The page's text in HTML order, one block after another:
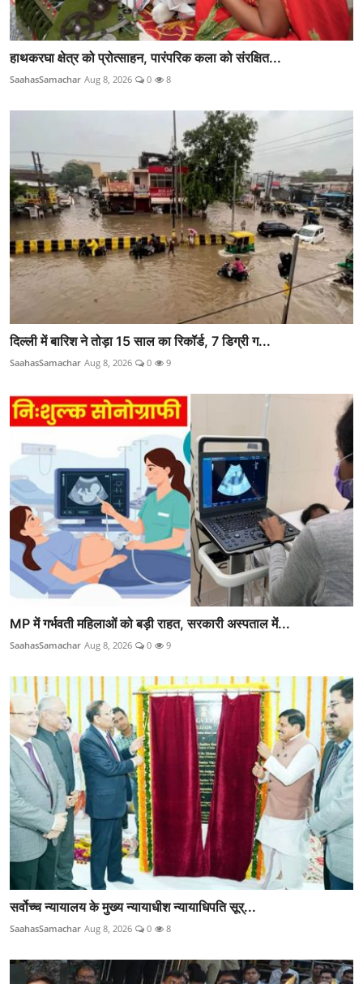
हाथकरघा क्षेत्र को प्रोत्साहन, पारंपरिक कला को संरक्षित...
SaahasSamachar Aug 8, 2026 0 8
दिल्ली में बारिश ने तोड़ा 15 साल का रिकॉर्ड, 7 डिग्री ग...
SaahasSamachar Aug 8, 2026 0 9
MP में गर्भवती महिलाओं को बड़ी राहत, सरकारी अस्पताल में...
SaahasSamachar Aug 8, 2026 0 9
सर्वोच्च न्यायालय के मुख्‍य न्‍यायाधीश न्यायाधिपति सूर्...
SaahasSamachar Aug 8, 2026 0 8